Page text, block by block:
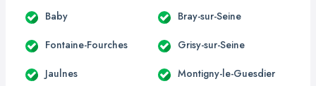
Baby Bray-sur-Seine
Fontaine-Fourches Grisy-sur-Seine
Jaulnes Montigny-le-Guesdier